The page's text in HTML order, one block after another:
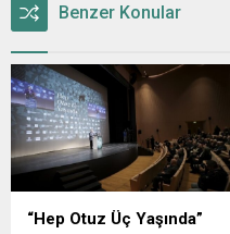
Benzer Konular
“Hep Otuz Üç Yaşında”